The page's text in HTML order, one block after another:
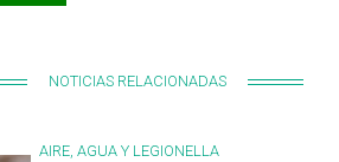
NOTICIAS RELACIONADAS
AIRE, AGUA Y LEGIONELLA